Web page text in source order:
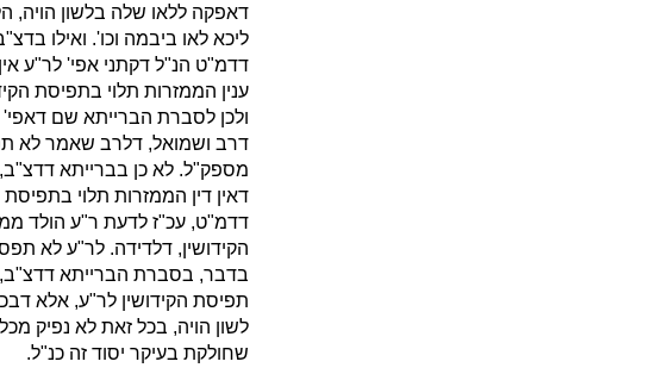
דאפקה ללאו שלה בלשון
ליכא לאו ביבמה וכו'. ואילו
דדמ"ט הנ"ל דקתני אפי' לר"ע
ענין הממזרות תלוי בתפיסת
ולכן לסברת הברייתא שם דאפי'
דרב ושמואל, דלרב שאמר לא
מספק"ל. לא כן בברייתא דדצ"ב,
דאין דין הממזרות תלוי
דדמ"ט, עכ"ז לדעת ר"ע הולד
הקידושין, דלדידה. לר"ע לא
בדבר, בסברת הברייתא
תפיסת הקידושין לר"ע, אלא
לשון הויה, בכל זאת לא נפיק
שחולקת בעיקר יסוד זה כנ"ל.